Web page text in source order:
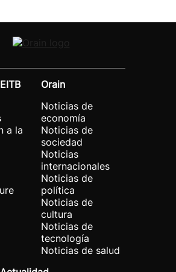
a la
Orain
Noticias de
economía
Noticias de
sociedad
Noticias
internacionales
Noticias de
política
Noticias de
cultura
Noticias de
tecnología
Noticias de salud